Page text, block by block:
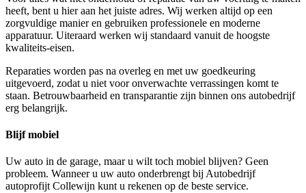
heeft, bent u hier aan het juiste adres. Wij werken altijd op een
zorgvuldige manier en gebruiken professionele en moderne
apparatuur. Uiteraard werken wij standaard vanuit de hoogste
kwaliteits-eisen.
Reparaties worden pas na overleg en met uw goedkeuring
uitgevoerd, zodat u niet voor onverwachte verrassingen komt te
staan. Betrouwbaarheid en transparantie zijn binnen ons autobedrijf
erg belangrijk.
Blijf mobiel
Uw auto in de garage, maar u wilt toch mobiel blijven? Geen
probleem. Wanneer u uw auto onderbrengt bij Autobedrijf
autoprofijt Collewijn kunt u rekenen op de beste service.